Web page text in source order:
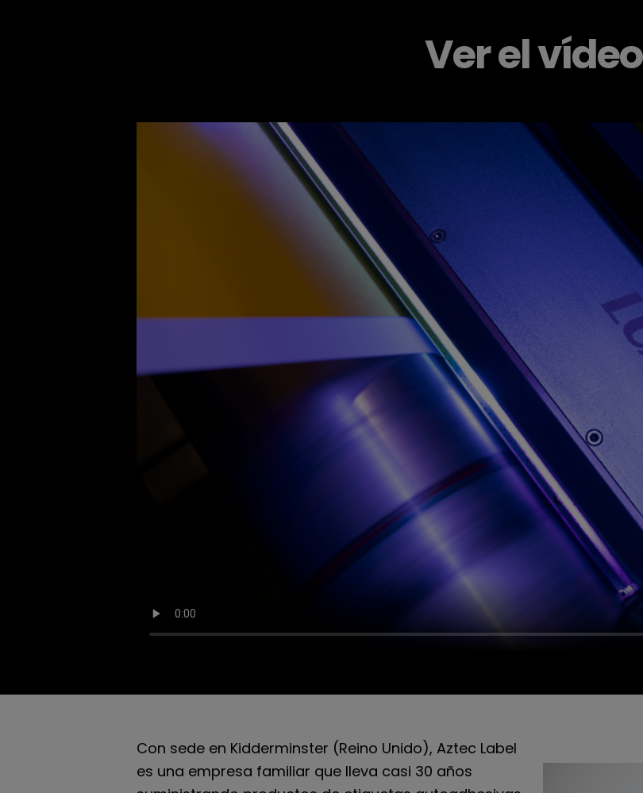
Ver el vídeo
Con sede en Kidderminster (Reino Unido), Aztec Label
es una empresa familiar que lleva casi 30 años